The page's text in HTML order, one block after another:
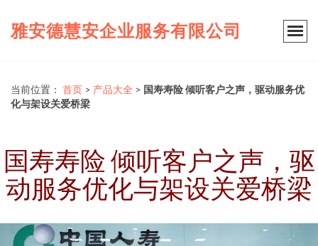
雅安德慧安企业服务有限公司
当前位置： 首页 > 产品大全 > 国寿寿险 倾听客户之声，驱动服务优
化与架设关爱桥梁
国寿寿险 倾听客户之声，驱
动服务优化与架设关爱桥梁